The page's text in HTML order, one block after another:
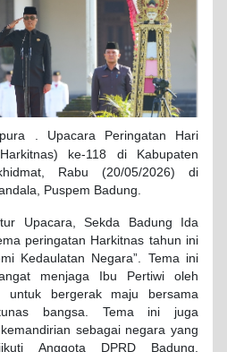
. Upacara Peringatan Hari
ke-118 di Kabupaten
Rabu (20/05/2026) di
Puspem Badung.
Upacara, Sekda Badung Ida
peringatan Harkitnas tahun ini
Kedaulatan Negara”. Tema ini
menjaga Ibu Pertiwi oleh
untuk bergerak maju bersama
bangsa. Tema ini juga
sebagai negara yang
Anggota DPRD Badung,